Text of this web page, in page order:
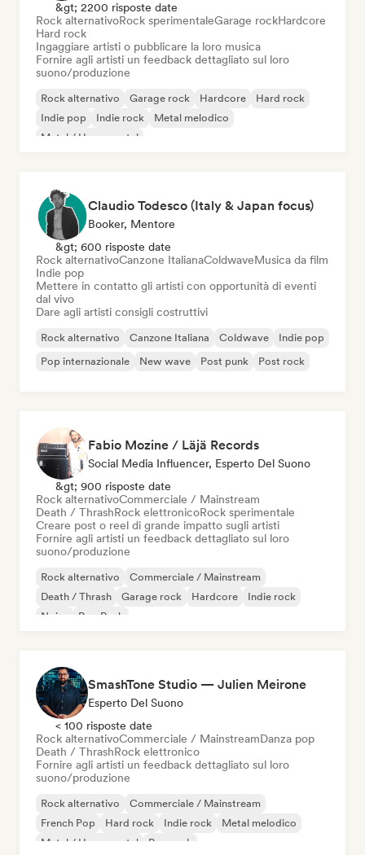
&gt; 2200 risposte date
Rock alternativoRock sperimentaleGarage rockHardcore
Hard rock
Ingaggiare artisti o pubblicare la loro musica
Fornire agli artisti un feedback dettagliato sul loro
suono/produzione
Rock alternativo Garage rock Hardcore
Hard rock
Indie pop
Indie rock
Metal melodico
Metal / Heavy metal
Claudio Todesco (Italy & Japan focus)
Booker, Mentore
&gt; 600 risposte date
Rock alternativoCanzone ItalianaColdwaveMusica da film
Indie pop
Mettere in contatto gli artisti con opportunità di eventi
dal vivo
Dare agli artisti consigli costruttivi
Rock alternativo Canzone Italiana Coldwave
Indie pop
Pop internazionale
New wave Post punk Post rock
Fabio Mozine / Läjä Records
Social Media Influencer, Esperto Del Suono
&gt; 900 risposte date
Rock alternativoCommerciale / Mainstream
Death / ThrashRock elettronicoRock sperimentale
Creare post o reel di grande impatto sugli artisti
Fornire agli artisti un feedback dettagliato sul loro
suono/produzione
Rock alternativo
Commerciale / Mainstream
Death / Thrash
Garage rock Hardcore
Indie rock
Noise
Pop Punk
SmashTone Studio — Julien Meirone
Esperto Del Suono
< 100 risposte date
Rock alternativoCommerciale / MainstreamDanza pop
Death / ThrashRock elettronico
Fornire agli artisti un feedback dettagliato sul loro
suono/produzione
Rock alternativo
Commerciale / Mainstream
French Pop
Hard rock Indie rock
Metal melodico
Metal / Heavy metal
Pop rock